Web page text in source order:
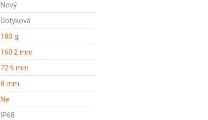
Nový
Dotyková
180 g
160.2 mm
72.9 mm
8 mm
Ne
IP68